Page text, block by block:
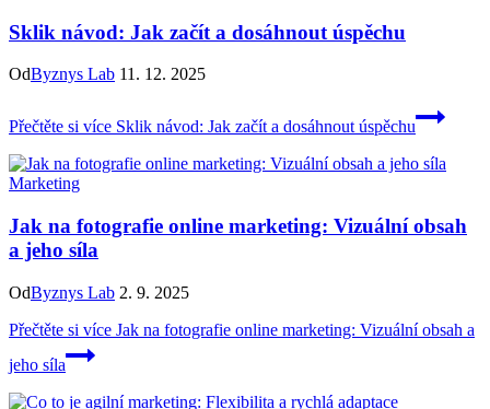
Sklik návod: Jak začít a dosáhnout úspěchu
OdByznys Lab 11. 12. 2025
Přečtěte si více Sklik návod: Jak začít a dosáhnout úspěchu
Marketing
Jak na fotografie online marketing: Vizuální obsah
a jeho síla
OdByznys Lab 2. 9. 2025
Přečtěte si více Jak na fotografie online marketing: Vizuální obsah a
jeho síla